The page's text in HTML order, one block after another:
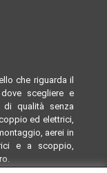
che riguarda il
scegliere e
qualità senza
ed elettrici,
aerei in
e a scoppio,